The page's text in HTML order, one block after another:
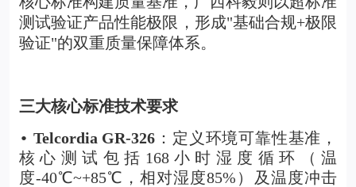
测试验证产品性能极限，形成"基础合规+极限
验证"的双重质量保障体系。
三大核心标准技术要求
• Telcordia GR-326 ：定义环境可靠性基准，
核心测试包括168小时湿度循环（温
度-40℃~+85℃，相对湿度85%）及温度冲击